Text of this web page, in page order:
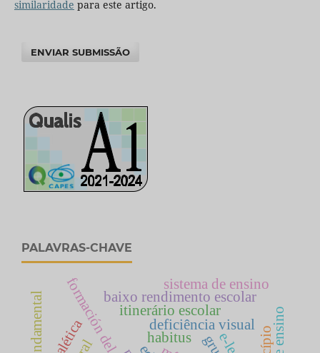
similaridade para este artigo.
ENVIAR SUBMISSÃO
PALAVRAS-CHAVE
deficiência visual
habitus
itinerário escolar
baixo rendimento escolar
dialética
sistema de ensino